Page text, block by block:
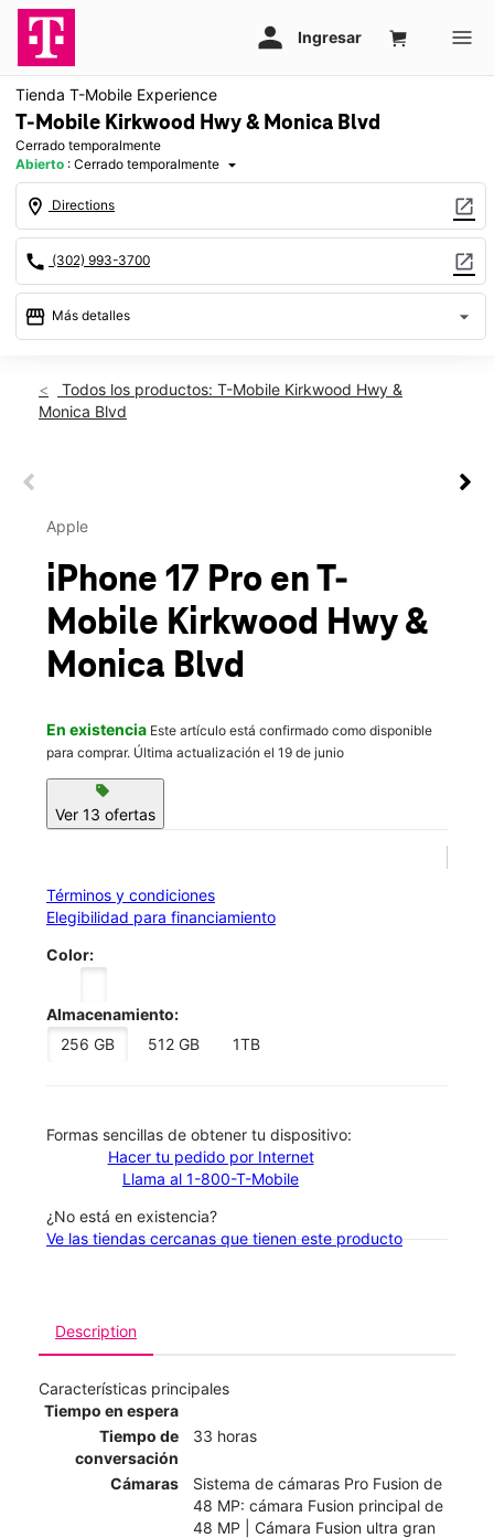
Tienda T-Mobile Experience
T-Mobile Kirkwood Hwy & Monica Blvd
Cerrado temporalmente
Abierto : Cerrado temporalmente arrow_drop_down
location_on Directions open_in_new
call (302) 993-3700 open_in_new
storefront Más detalles arrow_drop_down
access_time
Vie.: cerrado temporalmente
Vie.:Cerrado temporalmente
Mié.:
location_on
4511 Kirkwood Hwy Wilmington, DE 19808
Esta tienda está cerrada temporalmente por remodelación.
Esperamos poder ayudarte en otra tienda cercana.
Todos los productos: T-Mobile Kirkwood Hwy &
Monica Blvd
This carousel shows one large product image at a time. Use
Apple
iPhone 17 Pro en T-
Mobile Kirkwood Hwy &
Monica Blvd
En existencia Este artículo está confirmado como disponible
para comprar. Última actualización el 19 de junio
sell
Ver 13 ofertas
Términos y condiciones
Elegibilidad para financiamiento
Color:
Almacenamiento:
256 GB
512 GB 1TB
​​​​​​​Formas sencillas de obtener tu dispositivo:
Hacer tu pedido por Internet
Llama al 1-800-T-Mobile
¿No está en existencia?
Ve las tiendas cercanas que tienen este producto
Description
Características principales
Tiempo en espera
Tiempo de
conversación
33 horas
Cámaras
Sistema de cámaras Pro Fusion de
48 MP: cámara Fusion principal de
48 MP | Cámara Fusion ultra gran